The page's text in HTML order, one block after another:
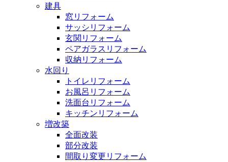
建具
窓リフォーム
サッシリフォーム
玄関リフォーム
ペアガラスリフォーム
収納リフォーム
水回り
トイレリフォーム
お風呂リフォーム
洗面台リフォーム
キッチンリフォーム
増改築
全面改装
部分改装
間取り変更リフォーム